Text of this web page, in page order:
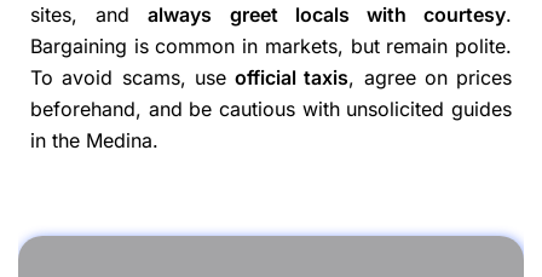
sites, andalways greet locals with courtesy.
Bargaining is common in markets, but remain polite.
To avoid scams, use official taxis, agree on prices
beforehand, and be cautious with unsolicited guides
in the Medina.